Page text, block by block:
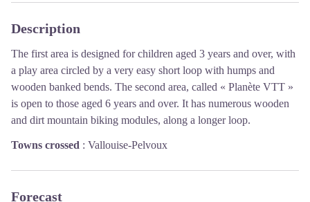
Description
The first area is designed for children aged 3 years and over, with
a play area circled by a very easy short loop with humps and
wooden banked bends. The second area, called « Planète VTT »
is open to those aged 6 years and over. It has numerous wooden
and dirt mountain biking modules, along a longer loop.
Towns crossed : Vallouise-Pelvoux
Forecast